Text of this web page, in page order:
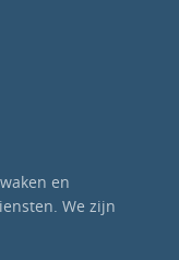
en
We zijn